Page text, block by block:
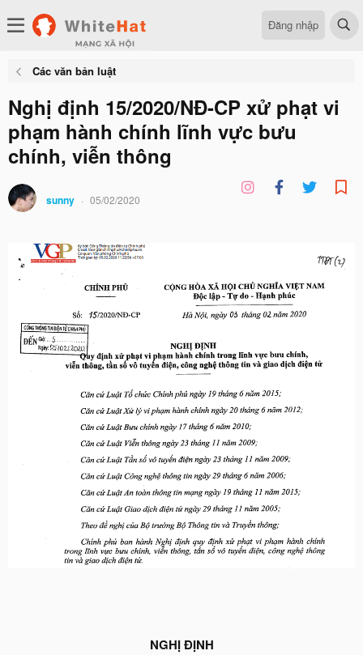
Đăng nhập
Các văn bản luật
Nghị định 15/2020/NĐ-CP xử phạt vi
phạm hành chính lĩnh vực bưu
chính, viễn thông
sunny 05/02/2020
NGHỊ ĐỊNH